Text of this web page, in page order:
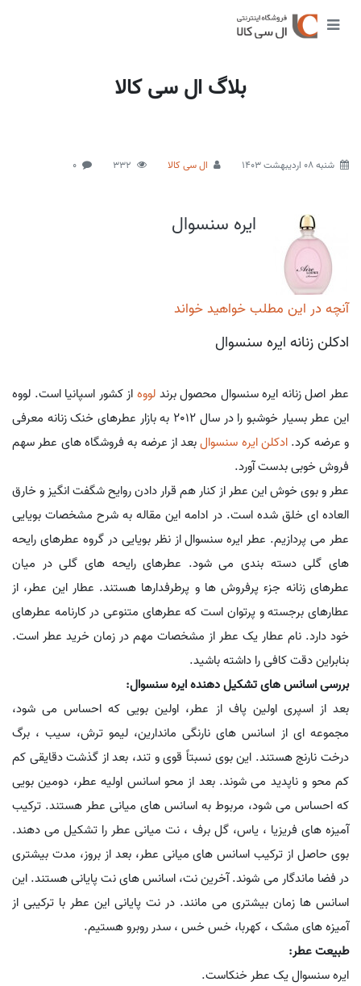
بلاگ ال سی کالا
شنبه 08 اردیبهشت 1403 ال سی کالا 332
0
ایره سنسوال
آنچه در این مطلب خواهید خواند
ادکلن زنانه ایره سنسوال
عطر اصل زنانه ایره سنسوال محصول برندلووه از کشور اسپانیا است. لووه
این عطر بسیار خوشبو را در سال 2012 به بازار عطرهای خنک زنانه معرفی
و عرضه کرد. ادکلنایره سنسوالبعد از عرضه به فروشگاه های عطر سهم
فروش خوبی بدست آورد.
عطر و بوی خوش این عطر از کنار هم قرار دادن روایح شگفت انگیز و خارق
العاده ای خلق شده است. در ادامه این مقاله به شرح مشخصات بویایی
عطر می پردازیم. عطر ایره سنسوال از نظر بویایی در گروه عطرهای رایحه
های گلی دسته بندی می شود. عطرهای رایحه های گلی در میان
عطرهای زنانه جزء پرفروش ها و پرطرفدارها هستند. عطار این عطر، از
عطارهای برجسته و پرتوان است که عطرهای متنوعی در کارنامه عطرهای
خود دارد. نام عطار یک عطر از مشخصات مهم در زمان خرید عطر است.
بنابراین دقت کافی را داشته باشید.
بررسی اسانس های تشکیل دهنده ایره سنسوال:
بعد از اسپری اولین پاف از عطر، اولین بویی که احساس می شود،
مجموعه ای از اسانس های نارنگی ماندارین، لیمو ترش، سیب ، برگ
درخت نارنج هستند. این بوی نسبتاً قوی و تند، بعد از گذشت دقایقی کم
کم محو و ناپدید می شوند. بعد از محو اسانس اولیه عطر، دومین بویی
که احساس می شود، مربوط به اسانس های میانی عطر هستند. ترکیب
آمیزه های فریزیا ، یاس، گل برف ، نت میانی عطر را تشکیل می دهند.
بوی حاصل از ترکیب اسانس های میانی عطر، بعد از بروز، مدت بیشتری
در فضا ماندگار می شوند. آخرین نت، اسانس های نت پایانی هستند. این
اسانس ها زمان بیشتری می مانند. در نت پایانی این عطر با ترکیبی از
آمیزه های مشک ، کهربا، خس خس ، سدر روبرو هستیم.
طبیعت عطر:
ایره سنسوال یک عطر خنکاست.